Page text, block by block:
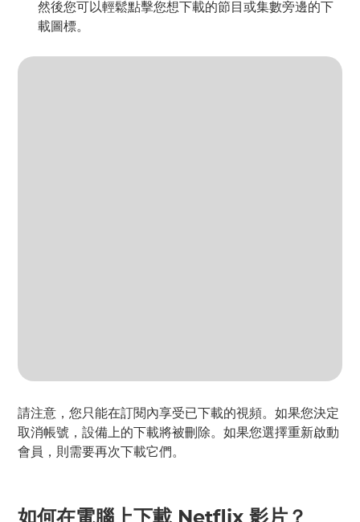
然後您可以輕鬆點擊您想下載的節目或集數旁邊的下
載圖標。
請注意，您只能在訂閱內享受已下載的視頻。如果您決定
取消帳號，設備上的下載將被刪除。如果您選擇重新啟動
會員，則需要再次下載它們。
如何在電腦上下載 Netflix 影片？